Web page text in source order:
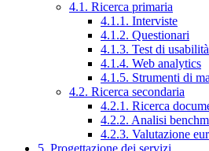
4.1. Ricerca primaria
4.1.1. Interviste
4.1.2. Questionari
4.1.3. Test di usabilità
4.1.4. Web analytics
4.1.5. Strumenti di
4.2. Ricerca secondaria
4.2.1. Ricerca
4.2.2. Analisi
4.2.3. Valutazione
5. Progettazione dei servizi